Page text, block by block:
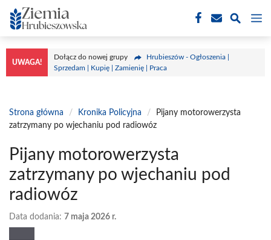
Przejdź
do
treści
UWAGA!
Dołącz do nowej grupy
Hrubieszów - Ogłoszenia |
Sprzedam | Kupię | Zamienię | Praca
Strona główna / Kronika Policyjna /
Pijany motorowerzysta
zatrzymany po wjechaniu pod radiowóz
Pijany motorowerzysta
zatrzymany po wjechaniu pod
radiowóz
Data dodania: 7 maja 2026 r.